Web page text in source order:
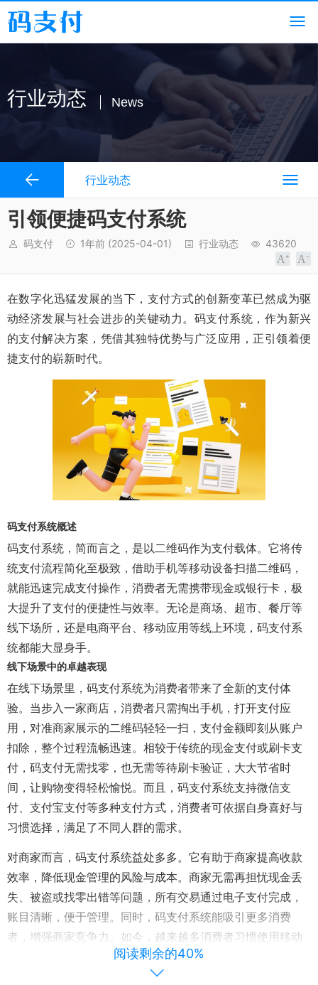
行业动态 News
行业动态
引领便捷码支付系统
码支付 1年前 (2025-04-01) 行业动态 43620
在数字化迅猛发展的当下，支付方式的创新变革已然成为驱
动经济发展与社会进步的关键动力。码支付系统，作为新兴
的支付解决方案，凭借其独特优势与广泛应用，正引领着便
捷支付的崭新时代。
码支付系统概述
码支付系统，简而言之，是以二维码作为支付载体。它将传
统支付流程简化至极致，借助手机等移动设备扫描二维码，
就能迅速完成支付操作，消费者无需携带现金或银行卡，极
大提升了支付的便捷性与效率。无论是商场、超市、餐厅等
线下场所，还是电商平台、移动应用等线上环境，码支付系
统都能大显身手。
线下场景中的卓越表现
在线下场景里，码支付系统为消费者带来了全新的支付体
验。当步入一家商店，消费者只需掏出手机，打开支付应
用，对准商家展示的二维码轻轻一扫，支付金额即刻从账户
扣除，整个过程流畅迅速。相较于传统的现金支付或刷卡支
付，码支付无需找零，也无需等待刷卡验证，大大节省时
间，让购物变得轻松愉悦。而且，码支付系统支持微信支
付、支付宝支付等多种支付方式，消费者可依据自身喜好与
习惯选择，满足了不同人群的需求。
对商家而言，码支付系统益处多多。它有助于商家提高收款
效率，降低现金管理的风险与成本。商家无需再担忧现金丢
失、被盗或找零出错等问题，所有交易通过电子支付完成，
账目清晰，便于管理。同时，码支付系统能吸引更多消费
者，增强商家竞争力。如今，越来越多消费者习惯使用移动
支付，尤其是年轻群体，对码支付这种便捷方式更为青睐。
商家若能提供码支付服务，便能满足消费者需求，赢得信任
阅读剩余的40%